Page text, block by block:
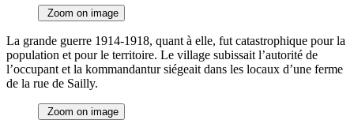
Zoom on image
La grande guerre 1914-1918, quant à elle, fut catastrophique pour la
population et pour le territoire. Le village subissait l’autorité de
l’occupant et la kommandantur siégeait dans les locaux d’une ferme
de la rue de Sailly.
Zoom on image